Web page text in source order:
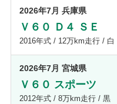
2026年7月 兵庫県
Ｖ６０ Ｄ４ ＳＥ
2016年式 / 12万km走行 / 白
2026年7月 宮城県
Ｖ６０ スポーツ
2012年式 / 8万km走行 / 黒